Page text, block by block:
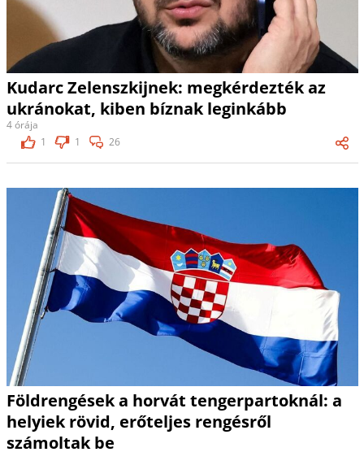
Kudarc Zelenszkijnek: megkérdezték az
ukránokat, kiben bíznak leginkább
4 órája
1
1 26
Földrengések a horvát tengerpartoknál: a
helyiek rövid, erőteljes rengésről
számoltak be